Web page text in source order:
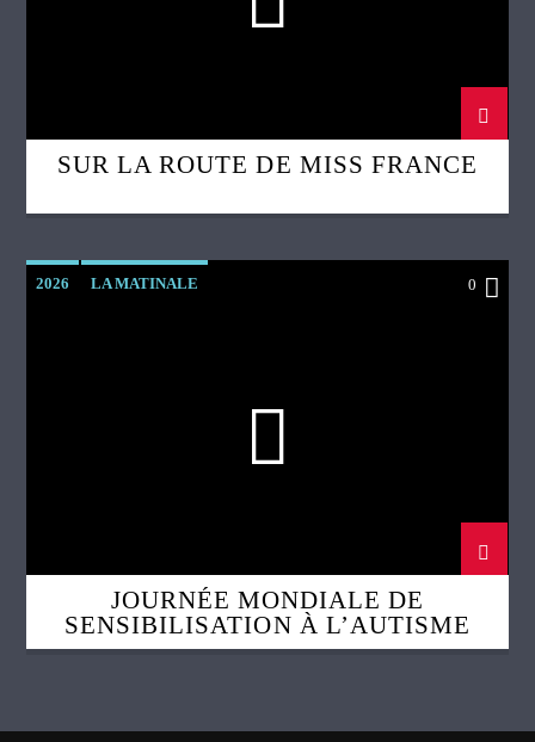
SUR LA ROUTE DE MISS FRANCE
2026 LA MATINALE 0
JOURNÉE MONDIALE DE
SENSIBILISATION À L’AUTISME